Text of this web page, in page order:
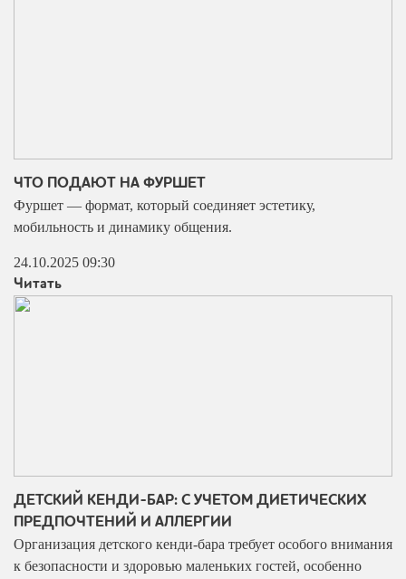
ЧТО ПОДАЮТ НА ФУРШЕТ
Фуршет — формат, который соединяет эстетику,
мобильность и динамику общения.
24.10.2025 09:30
Читать
ДЕТСКИЙ КЕНДИ-БАР: С УЧЕТОМ ДИЕТИЧЕСКИХ
ПРЕДПОЧТЕНИЙ И АЛЛЕРГИИ
Организация детского кенди-бара требует особого внимания
к безопасности и здоровью маленьких гостей, особенно